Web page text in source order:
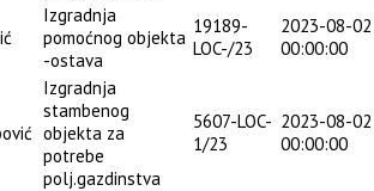
Izgradnja
pomoćnog objekta
-ostava
19189-
LOC-/23
2023-08-02
00:00:00
Izgradnja
stambenog
objekta za
potrebe
polj.gazdinstva
5607-LOC-
1/23
2023-08-02
00:00:00